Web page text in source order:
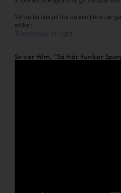
Vill du ha tips på hur du kan tjäna
artikel:
Tjäna pengar till laget
Se vår film, "Så här funkar